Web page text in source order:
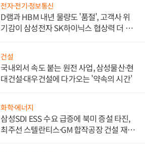
전자·전기·정보통신
D램과 HBM 내년 물량도 '품절', 고객사 위
기감이 삼성전자 SK하이닉스 협상력 더 키
건설
국내외서 속도 붙는 원전 사업, 삼성물산·현
대건설·대우건설에 다가오는 '약속의 시간'
화학·에너지
삼성SDI ESS 수요 급증에 북미 증설 타진,
최주선 스텔란티스·GM 합작공장 건설 재추